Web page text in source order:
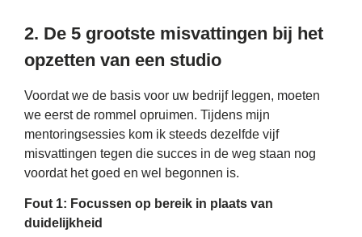
2. De 5 grootste misvattingen bij het
opzetten van een studio
Voordat we de basis voor uw bedrijf leggen, moeten
we eerst de rommel opruimen. Tijdens mijn
mentoringsessies kom ik steeds dezelfde vijf
misvattingen tegen die succes in de weg staan ​​nog
voordat het goed en wel begonnen is.
Fout 1: Focussen op bereik in plaats van
duidelijkheid